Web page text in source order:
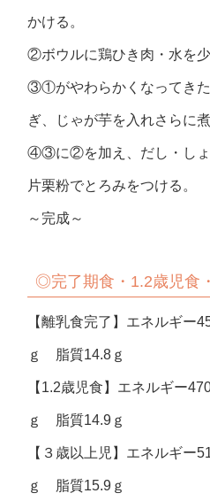
かける。
②ボウルに鶏ひき肉・水を少
③①がやわらかくなってき
ぎ、じゃが芋を入れさらに煮
④③に②を加え、だし・しょ
片栗粉でとろみをつける。
～完成～
◎完了期食・1.2歳児食
【離乳食完了】エネルギ
ｇ 脂質14.8ｇ
【1.2歳児食】エネルギー
ｇ 脂質14.9ｇ
【３歳以上児】エネルギ
ｇ 脂質15.9ｇ